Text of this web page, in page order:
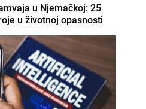
u Njemačkoj: 25
u životnoj opasnosti